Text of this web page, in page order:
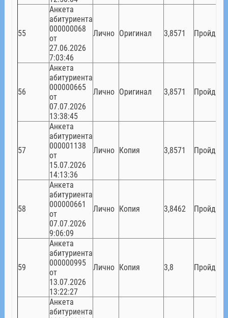
55
Анкета
абитуриента
000000068
от
27.06.2026
7:03:46
Лично Оригинал 3,8571
56
Анкета
абитуриента
000000665
от
07.07.2026
13:38:45
Лично Оригинал 3,8571
57
Анкета
абитуриента
000001138
от
15.07.2026
14:13:36
Лично Копия 3,8571
58
Анкета
абитуриента
000000661
от
07.07.2026
9:06:09
Лично Копия 3,8462
59
Анкета
абитуриента
000000995
от
13.07.2026
13:22:27
Лично Копия 3,8
Анкета
абитуриента